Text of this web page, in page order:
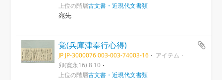
上位の階層古文書・近現代文書類
宛先
覚(兵庫津奉行心得)
JP JP-3000076 003-003-74003-16
アイテム
卯(寛永16).8.10
上位の階層古文書・近現代文書類